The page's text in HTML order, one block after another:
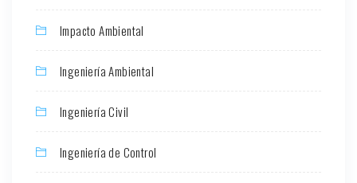
Impacto Ambiental
Ingeniería Ambiental
Ingeniería Civil
Ingeniería de Control